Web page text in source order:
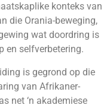
konteks van
die Orania-beweging,
wat doordring is
en selfverbetering.
is gegrond op die
van Afrikaner-
net ‘n akademiese